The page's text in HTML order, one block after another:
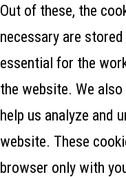
Out of these, the
necessary are
essential for the
the website. We
help us analyze and
website. These
browser only with